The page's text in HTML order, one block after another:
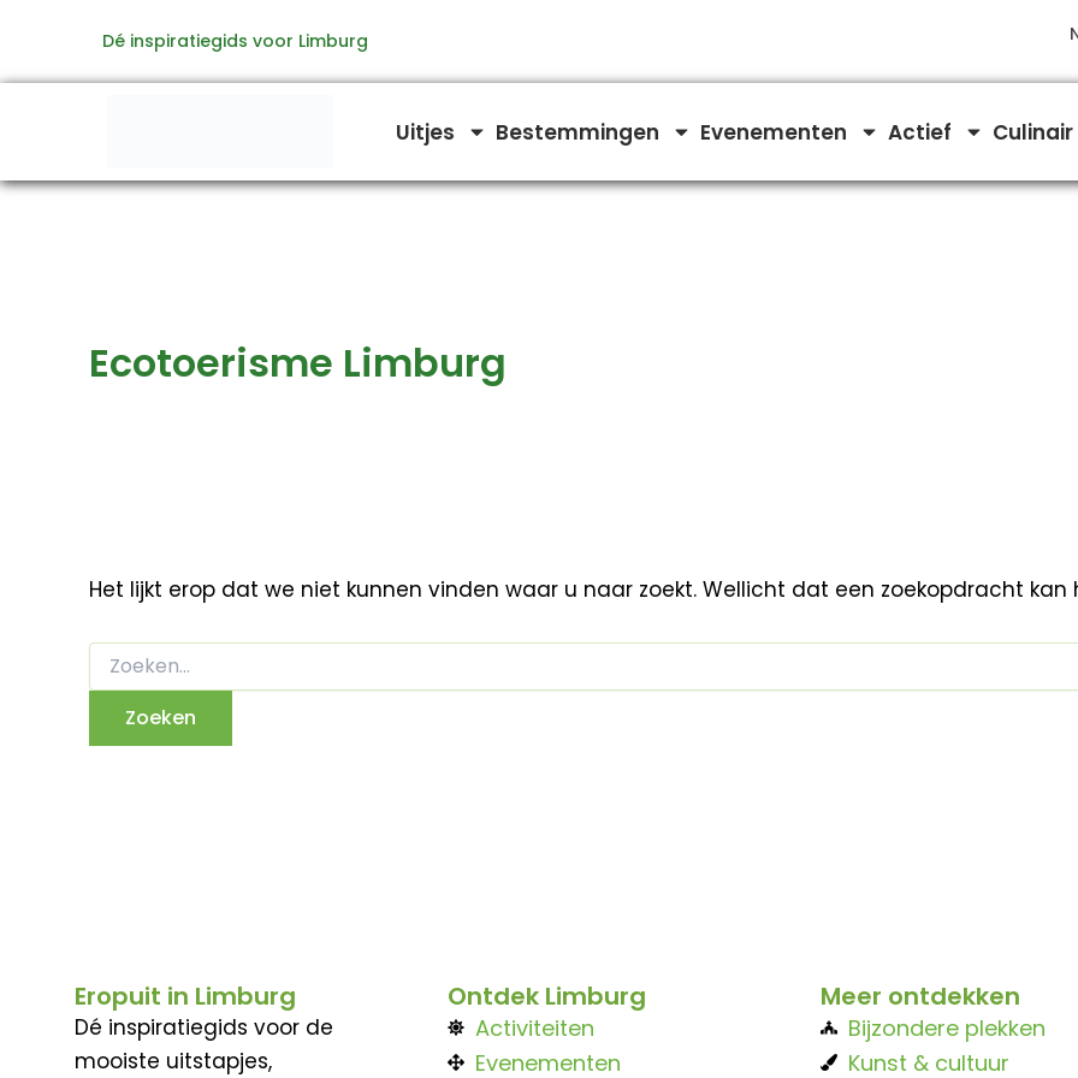
de
Dé inspiratiegids voor Limburg
Uitjes Bestemmingen Evenementen Actief Culinair
Ecotoerisme Limburg
Het lijkt erop dat we niet kunnen vinden waar u naar zoekt. Wellicht dat een zoekopdracht kan
naar:
Eropuit in Limburg
Dé inspiratiegids voor de
mooiste uitstapjes,
Ontdek Limburg
Activiteiten
Evenementen
Meer ontdekken
Bijzondere plekken
Kunst & cultuur